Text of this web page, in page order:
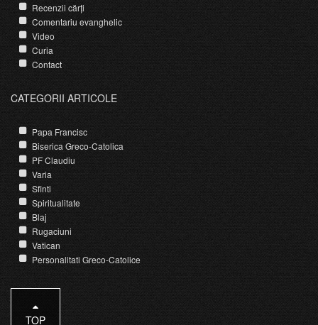
Recenzii cărți
Comentariu evanghelic
Video
Curia
Contact
CATEGORII ARTICOLE
Papa Francisc
Biserica Greco-Catolica
PF Claudiu
Varia
Sfinti
Spiritualitate
Blaj
Rugaciuni
Vatican
Personalitati Greco-Catolice
TOP